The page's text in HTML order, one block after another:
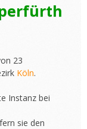
23
Köln.
Instanz bei
sie den